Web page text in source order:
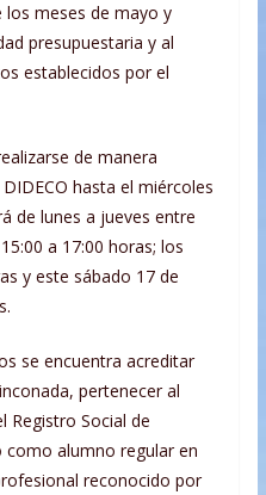
los meses de mayo y
presupuestaria y al
establecidos por el
de manera
hasta el miércoles
de lunes a jueves entre
a 17:00 horas; los
y este sábado 17 de
se encuentra acreditar
pertenecer al
Registro Social de
alumno regular en
reconocido por